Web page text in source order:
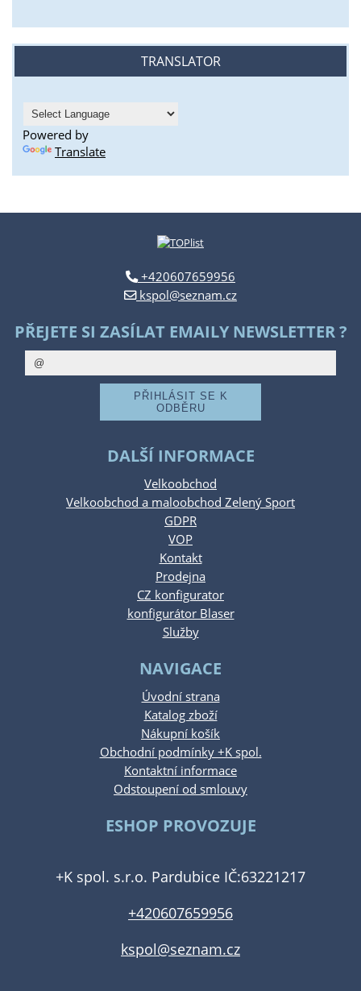
TRANSLATOR
Powered by
Translate
+420607659956
kspol@seznam.cz
PŘEJETE SI ZASÍLAT EMAILY NEWSLETTER ?
DALŠÍ INFORMACE
Velkoobchod
Velkoobchod a maloobchod Zelený Sport
GDPR
VOP
Kontakt
Prodejna
CZ konfigurator
konfigurátor Blaser
Služby
NAVIGACE
Úvodní strana
Katalog zboží
Nákupní košík
Obchodní podmínky +K spol.
Kontaktní informace
Odstoupení od smlouvy
ESHOP PROVOZUJE
+K spol. s.r.o. Pardubice IČ:63221217
+420607659956
kspol@seznam.cz